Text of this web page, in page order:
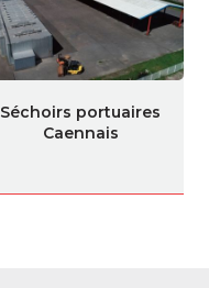
Séchoirs portuaires
Caennais